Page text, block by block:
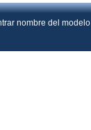
nombre del modelo